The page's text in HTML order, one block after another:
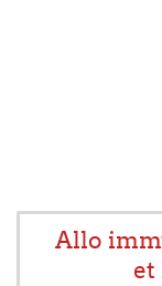
المقررات الدراسية
Allo
et